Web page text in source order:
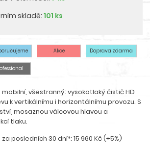
skladě: 101 ks
Akce Doprava zdarma
všestranný: vysokotlaký čistič HD
k vertikálnímu i horizontálnímu provozu. S
mosaznou válcovou hlavou a
tlaku.
posledních 30 dní*: 15 960 Kč (+5%)